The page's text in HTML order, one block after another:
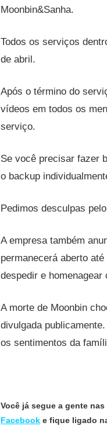
Moonbin&Sanha.
Todos os serviços
de abril.
Após o término do
vídeos em todos os
serviço.
Se você precisar fazer
o backup
Pedimos desculpas
A empresa também
permanecerá aberto
despedir e homenagear
A morte de Moonbin
divulgada
os sentimentos da
Você já segue a gente
Facebook e fique ligado